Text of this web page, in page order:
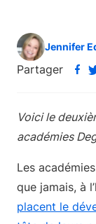
Jennifer
Partager
Voici le
académies
Les
que jamais, à
placent le